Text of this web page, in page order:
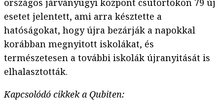
országos járványügyi központ csütörtökön 79 új
esetet jelentett, ami arra késztette a
hatóságokat, hogy újra bezárják a napokkal
korábban megnyitott iskolákat, és
természetesen a további iskolák újranyitását is
elhalasztották.
Kapcsolódó cikkek a Qubiten: